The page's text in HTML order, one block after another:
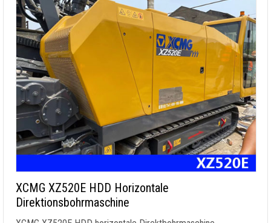
XCMG XZ520E HDD Horizontale
Direktionsbohrmaschine